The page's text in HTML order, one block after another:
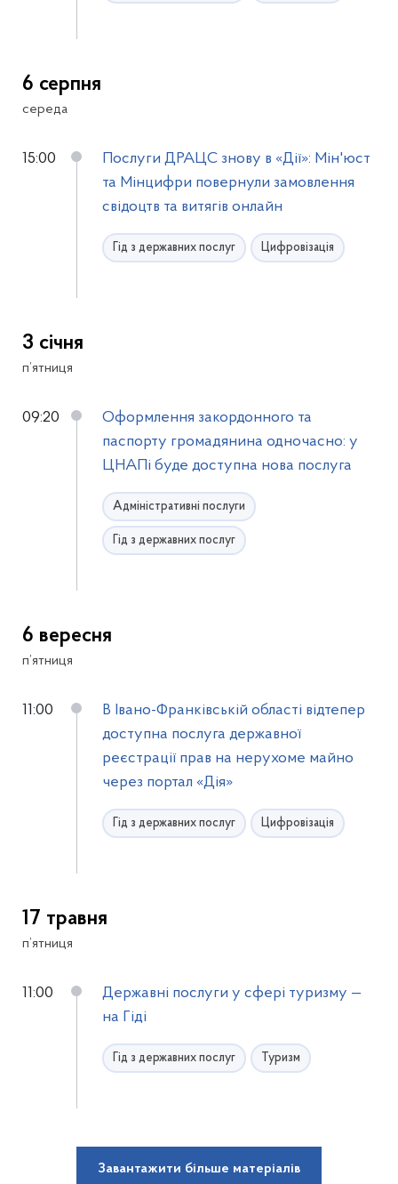
6 серпня
середа
15:00
Послуги ДРАЦС знову в «Дії»: Мін'юст
та Мінцифри повернули замовлення
свідоцтв та витягів онлайн
Гід з державних послуг Цифровізація
3 січня
п’ятниця
09:20
Оформлення закордонного та
паспорту громадянина одночасно: у
ЦНАПі буде доступна нова послуга
Адміністративні послуги
Гід з державних послуг
6 вересня
п’ятниця
11:00
В Івано-Франківській області відтепер
доступна послуга державної
реєстрації прав на нерухоме майно
через портал «Дія»
Гід з державних послуг Цифровізація
17 травня
п’ятниця
11:00
Державні послуги у сфері туризму —
на Гіді
Гід з державних послуг Туризм
Завантажити більше матеріалів